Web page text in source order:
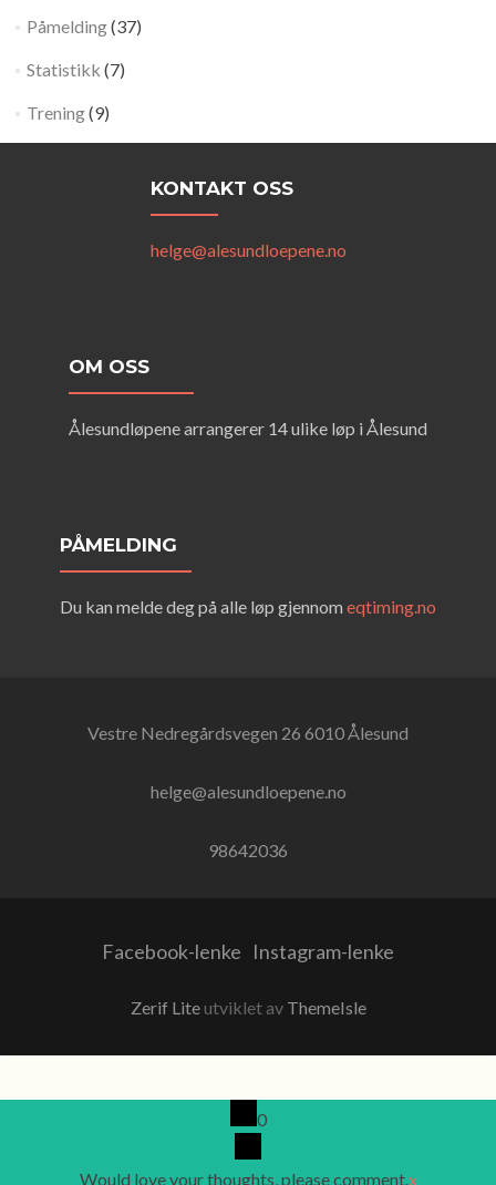
Påmelding(37)
Statistikk (7)
Trening(9)
KONTAKT OSS
helge@alesundloepene.no
OM OSS
Ålesundløpene arrangerer 14 ulike løp i Ålesund
PÅMELDING
Du kan melde deg på alle løp gjennom eqtiming.no
Vestre Nedregårdsvegen 26 6010 Ålesund
helge@alesundloepene.no
98642036
Facebook-lenke Instagram-lenke
Zerif Liteutviklet av ThemeIsle
0
Would love your thoughts, please comment.x